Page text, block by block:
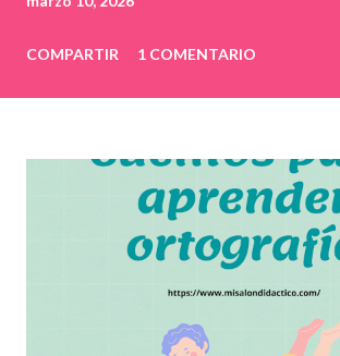
COMPARTIR 1 COMENTARIO